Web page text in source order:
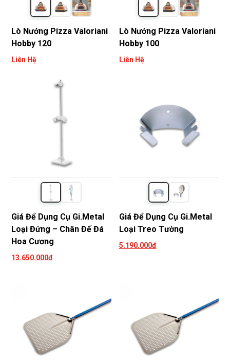
Lò Nướng Pizza Valoriani
Hobby 120
Liên Hệ
Lò Nướng Pizza Valoriani
Hobby 100
Liên Hệ
Giá Để Dụng Cụ Gi.Metal
Loại Đứng – Chân Đế Đá
Hoa Cương
13.650.000đ
Giá Để Dụng Cụ Gi.Metal
Loại Treo Tường
5.190.000đ